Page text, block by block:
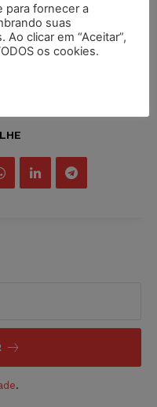
.
para fornecer a
suas
clicar em “Aceitar”,
os cookies.